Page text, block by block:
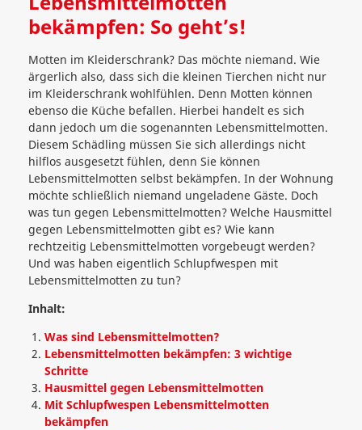
bekämpfen: So geht’s!
Motten im Kleiderschrank? Das möchte niemand. Wie
ärgerlich also, dass sich die kleinen Tierchen nicht nur
im Kleiderschrank wohlfühlen. Denn Motten können
ebenso die Küche befallen. Hierbei handelt es sich
dann jedoch um die sogenannten Lebensmittelmotten.
Diesem Schädling müssen Sie sich allerdings nicht
hilflos ausgesetzt fühlen, denn Sie können
Lebensmittelmotten selbst bekämpfen. In der Wohnung
möchte schließlich niemand ungeladene Gäste. Doch
was tun gegen Lebensmittelmotten? Welche Hausmittel
gegen Lebensmittelmotten gibt es? Wie kann
rechtzeitig Lebensmittelmotten vorgebeugt werden?
Und was haben eigentlich Schlupfwespen mit
Lebensmittelmotten zu tun?
Inhalt:
Was sind Lebensmittelmotten?
Lebensmittelmotten bekämpfen: 3 wichtige
Schritte
Hausmittel gegen Lebensmittelmotten
Mit Schlupfwespen Lebensmittelmotten
bekämpfen